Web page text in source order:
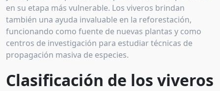
en su etapa más vulnerable. Los viveros brindan
también una ayuda invaluable en la reforestación,
funcionando como fuente de nuevas plantas y como
centros de investigación para estudiar técnicas de
propagación masiva de especies.
Clasificación de los viveros